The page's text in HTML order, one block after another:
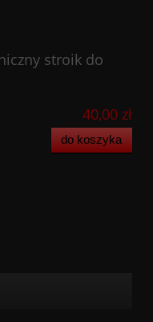
stroik do
40,00 zł
do koszyka